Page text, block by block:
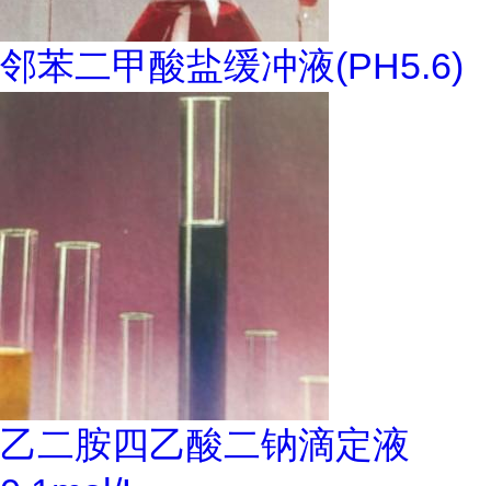
邻苯二甲酸盐缓冲液(PH5.6)
乙二胺四乙酸二钠滴定液